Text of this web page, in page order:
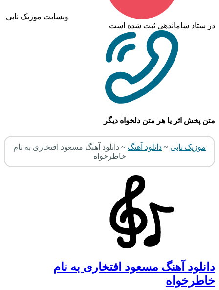
وبسایت موزیک نابی
ساماندهی ثبت شده است
پخش اثر یا هر متن دلخواه دیگر
موزیک نابی ~دانلود آهنگ ~دانلود آهنگ مسعود افتخاری به نام
خاطرخواه
آهنگ مسعود افتخاری به نام